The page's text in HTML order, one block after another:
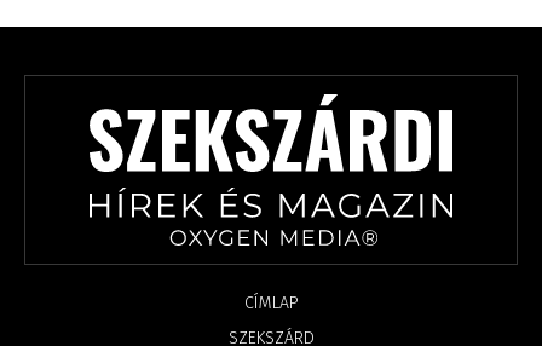
CÍMLAP
SZEKSZÁRD